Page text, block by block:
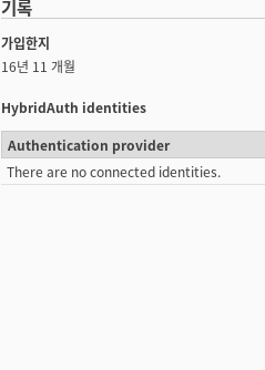
기록
가입한지
16년 11 개월
HybridAuth identities
Authentication provider
There are no connected identities.